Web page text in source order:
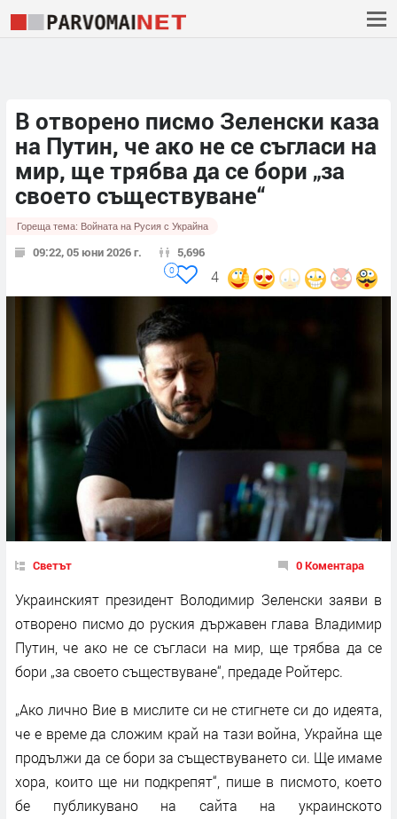
В отворено писмо Зеленски каза
на Путин, че ако не се съгласи на
мир, ще трябва да се бори „за
своето съществуване“
Гореща тема: Войната на Русия с Украйна
09:22, 05 юни 2026 г. 5,696
4
0
Светът 0 Коментара
Украинският президент Володимир Зеленски заяви в
отворено писмо до руския държавен глава Владимир
Путин, че ако не се съгласи на мир, ще трябва да се
бори „за своето съществуване“, предаде Ройтерс.
„Ако лично Вие в мислите си не стигнете си до идеята,
че е време да сложим край на тази война, Украйна ще
продължи да се бори за съществуването си. Ще имаме
хора, които ще ни подкрепят“, пише в писмото, което
бе публикувано на сайта на украинското